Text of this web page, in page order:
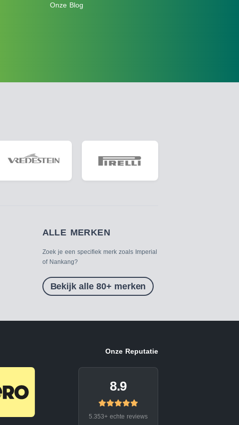
Onze Blog
ALLE MERKEN
Zoek je een specifiek merk zoals Imperial
of Nankang?
Bekijk alle 80+ merken
Onze Reputatie
8.9
5.353+ echte reviews